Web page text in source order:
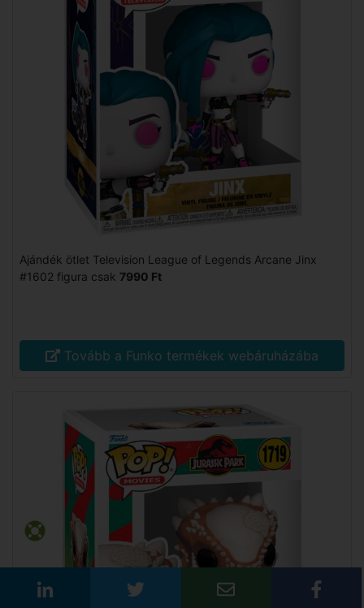
Ajándék ötlet Television League of Legends Arcane Jinx
#1602 figura csak 7990 Ft
Tovább a Funko termékek webáruházába